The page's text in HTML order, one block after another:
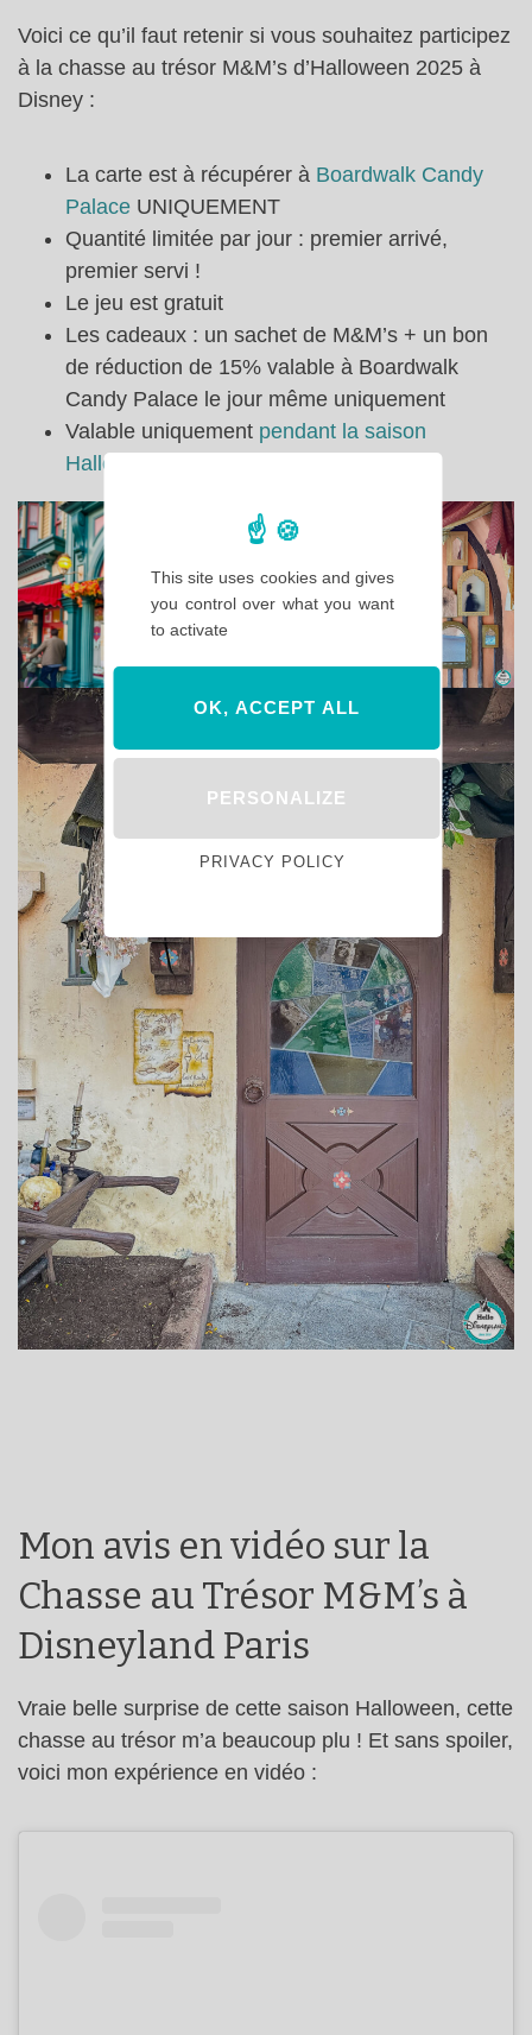
Voici ce qu’il faut retenir si vous souhaitez participez
à la chasse au trésor M&M’s d’Halloween 2025 à
Disney :
La carte est à récupérer à Boardwalk Candy
Palace UNIQUEMENT
Quantité limitée par jour : premier arrivé,
premier servi !
Le jeu est gratuit
Les cadeaux : un sachet de M&M’s + un bon
de réduction de 15% valable à Boardwalk
Candy Palace le jour même uniquement
Valable uniquement pendant la saison
Halloween sur le Parc Disneyland
Mon avis en vidéo sur la
Chasse au Trésor M&M’s à
Disneyland Paris
Vraie belle surprise de cette saison Halloween, cette
chasse au trésor m’a beaucoup plu ! Et sans spoiler,
voici mon expérience en vidéo :
This site uses cookies and gives
you control over what you want
to activate
OK, ACCEPT ALL
PERSONALIZE
PRIVACY POLICY